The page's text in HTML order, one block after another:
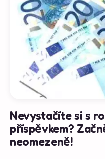
Nevystačíte si s
příspěvkem?
neomezeně!